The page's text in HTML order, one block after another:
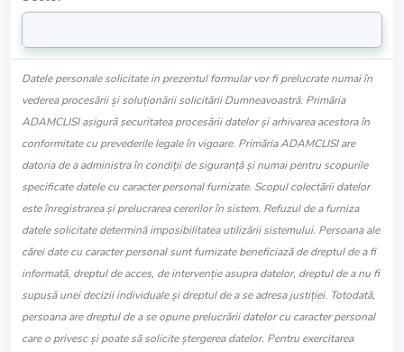
Datele personale solicitate in prezentul formular vor fi prelucrate numai în
vederea procesării și soluționării solicitării Dumneavoastră. Primăria
ADAMCLISI asigură securitatea procesării datelor și arhivarea acestora în
conformitate cu prevederile legale în vigoare. Primăria ADAMCLISI are
datoria de a administra în condiții de siguranță și numai pentru scopurile
specificate datele cu caracter personal furnizate. Scopul colectării datelor
este înregistrarea și prelucrarea cererilor în sistem. Refuzul de a furniza
datele solicitate determină imposibilitatea utilizării sistemului. Persoana ale
cărei date cu caracter personal sunt furnizate beneficiază de dreptul de a fi
informată, dreptul de acces, de intervenție asupra datelor, dreptul de a nu fi
supusă unei decizii individuale și dreptul de a se adresa justiției. Totodată,
persoana are dreptul de a se opune prelucrării datelor cu caracter personal
care o privesc și poate să solicite ștergerea datelor. Pentru exercitarea